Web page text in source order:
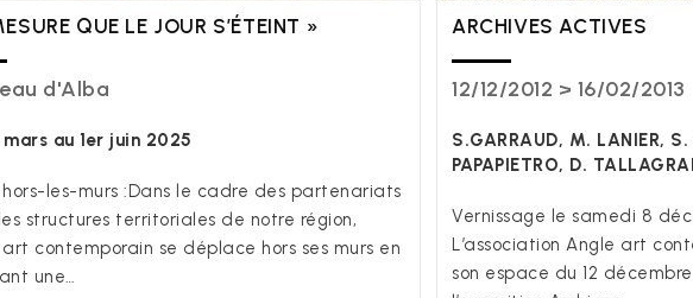
QUE LE JOUR S’ÉTEINT »
d'Alba
au 1er juin 2025
les-murs :Dans le cadre des partenariats
structures territoriales de notre région,
contemporain se déplace hors ses murs en
une…
ARCHIVES ACTIVES
12/12/2012 > 16/02/2013
S.GARRAUD, M. LANIER,
PAPAPIETRO, D.
Vernissage le samedi 8
L’association Angle art
son espace du 12